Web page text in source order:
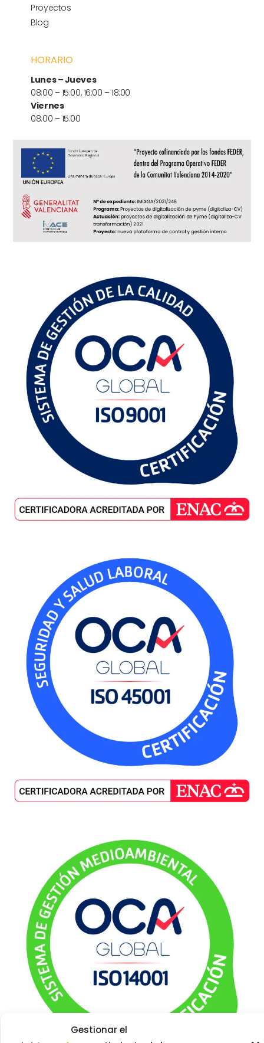
Gestionar el
Proyectos
Blog
HORARIO
Lunes – Jueves
08:00 – 15:00, 16:00 – 18:00
Viernes
08:00 – 15:00